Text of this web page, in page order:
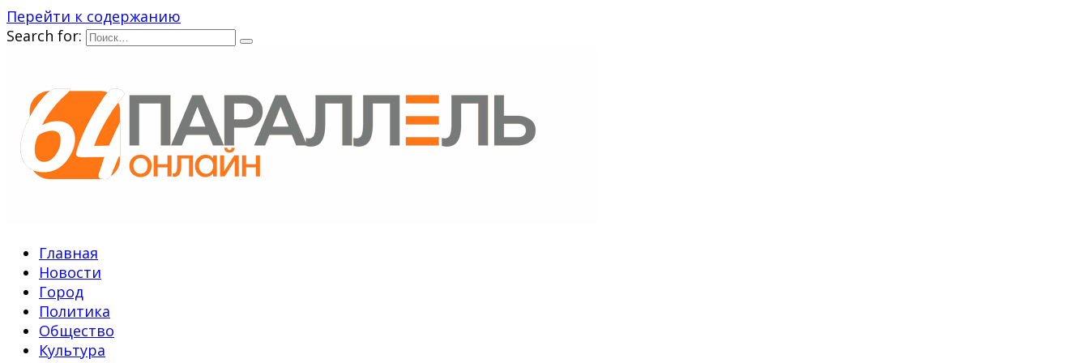
Перейти к содержанию
Search for:
Главная
Новости
Город
Политика
Общество
Культура